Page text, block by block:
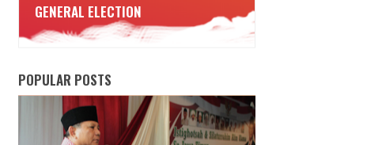
GENERAL ELECTION
POPULAR POSTS